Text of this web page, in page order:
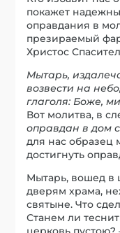
покажет
оправдания в
презираемый
Христос
Мытарь,
возвести на
глаголя: Боже,
Вот молитва, в
оправдан в дом
для нас образец
достигнуть
Мытарь, вошед в
дверям храма,
святыне. Что
Станем ли